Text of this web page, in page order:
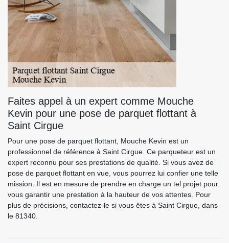
Faites appel à un expert comme Mouche
Kevin pour une pose de parquet flottant à
Saint Cirgue
Pour une pose de parquet flottant, Mouche Kevin est un
professionnel de référence à Saint Cirgue. Ce parqueteur est un
expert reconnu pour ses prestations de qualité. Si vous avez de
pose de parquet flottant en vue, vous pourrez lui confier une telle
mission. Il est en mesure de prendre en charge un tel projet pour
vous garantir une prestation à la hauteur de vos attentes. Pour
plus de précisions, contactez-le si vous êtes à Saint Cirgue, dans
le 81340.